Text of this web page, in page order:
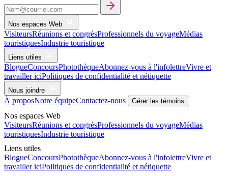
Nos espaces Web
VisiteursRéunions et congrèsProfessionnels du voyageMédias
touristiquesIndustrie touristique
Liens utiles
BlogueConcoursPhotothèqueAbonnez-vous à l'infolettreVivre et
travailler iciPolitiques de confidentialité et nétiquette
Nous joindre
À proposNotre équipeContactez-nous Gérer les témoins
Nos espaces Web
VisiteursRéunions et congrèsProfessionnels du voyageMédias
touristiquesIndustrie touristique
Liens utiles
BlogueConcoursPhotothèqueAbonnez-vous à l'infolettreVivre et
travailler iciPolitiques de confidentialité et nétiquette